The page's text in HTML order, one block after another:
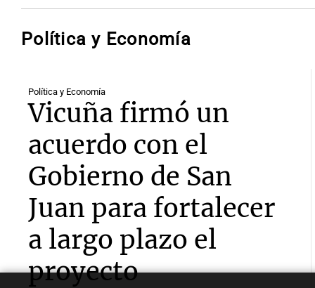
Política y Economía
Política y Economía
Vicuña firmó un
acuerdo con el
Gobierno de San
Juan para fortalecer
a largo plazo el
proyecto